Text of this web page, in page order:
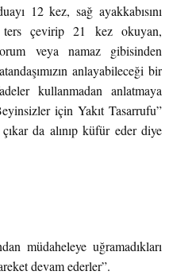
12 kez, sağ ayakkabısını
çevirip 21 kez okuyan,
veya namaz gibisinden
anlayabileceği bir
kullanmadan anlatmaya
için Yakıt Tasarrufu”
da alınıp küfür eder diye
müdaheleye uğramadıkları
devam ederler”.